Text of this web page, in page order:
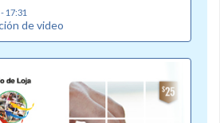
17:31
de video